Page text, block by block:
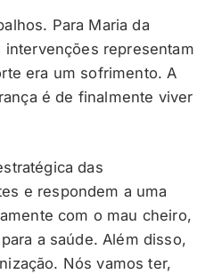
Para Maria da
intervenções representam
era um sofrimento. A
é de finalmente viver
das
e respondem a uma
com o mau cheiro,
a saúde. Além disso,
Nós vamos ter,